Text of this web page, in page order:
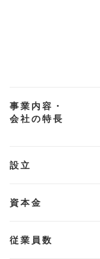
事業内容・
会社の特長
設立
資本金
従業員数